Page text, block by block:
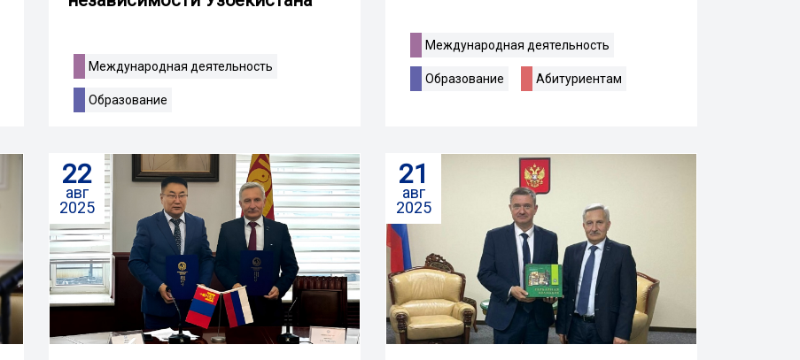
Международная деятельность
Образование
Международная деятельность
Образование Абитуриентам
22
авг
2025
21
авг
2025